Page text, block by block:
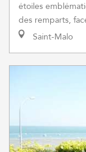
étoiles
des remparts,
Saint-Malo